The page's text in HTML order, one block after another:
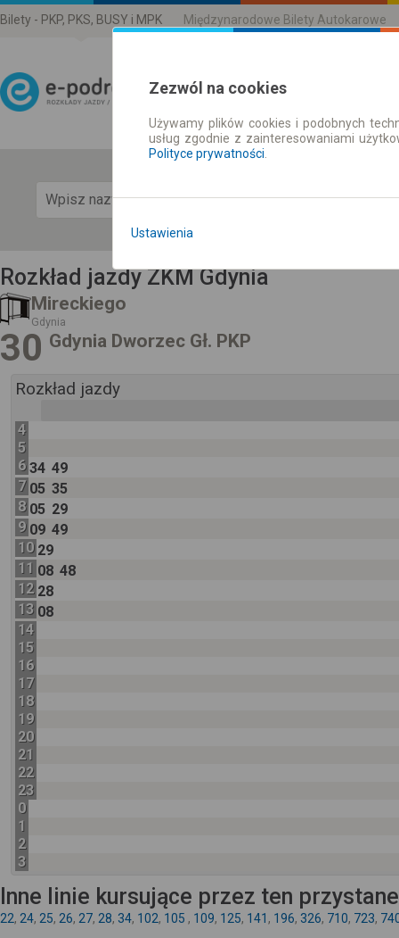
Bilety - PKP, PKS, BUSY i MPK Międzynarodowe Bilety Autokarowe
Rozkład Jazdy | Bilety
Rozkład jazdy ZKM Gdynia
Mireckiego
Gdynia
30 Gdynia Dworzec Gł. PKP
Rozkład jazdy
4
5
6 34 49
7 05 35
8 05 29
9 09 49
10 29
11 08 48
12 28
13 08
14
15
16
17
18
19
20
21
22
23
0
1
2
3
Inne linie kursujące przez ten
22, 24, 25, 26, 27, 28, 34, 102, 105 , 109, 125, 141 , 196, 326, 710, 723,
Zezwól na cookies
Używamy plików cookies i podobnych
usług zgodnie z zainteresowaniami
Polityce prywatności
Ustawienia